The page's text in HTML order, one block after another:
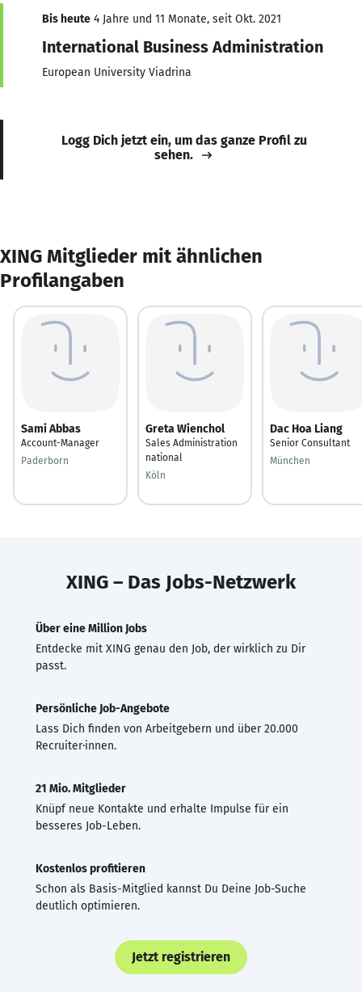
Bis heute 4 Jahre und 11 Monate, seit Okt. 2021
International Business Administration
European University Viadrina
Logg Dich jetzt ein, um das ganze Profil zu
sehen.
XING Mitglieder mit ähnlichen
Profilangaben
Sami Abbas
Account-Manager
Paderborn
Greta Wienchol
Sales Administration
national
Köln
Dac Hoa Liang
Senior Consultant
München
XING – Das Jobs-Netzwerk
Über eine Million Jobs
Entdecke mit XING genau den Job, der wirklich zu Dir
passt.
Persönliche Job-Angebote
Lass Dich finden von Arbeitgebern und über 20.000
Recruiter·innen.
21 Mio. Mitglieder
Knüpf neue Kontakte und erhalte Impulse für ein
besseres Job-Leben.
Kostenlos profitieren
Schon als Basis-Mitglied kannst Du Deine Job-Suche
deutlich optimieren.
Jetzt registrieren